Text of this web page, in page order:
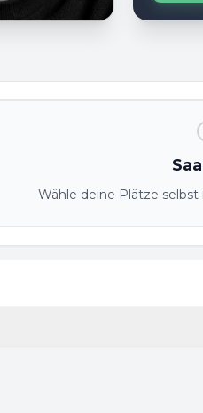
Wähle deine Plätze selbst